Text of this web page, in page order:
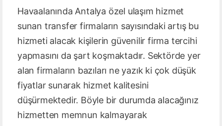
Havaalanında Antalya özel ulaşım hizmet
sunan transfer firmaların sayısındaki artış bu
hizmeti alacak kişilerin güvenilir firma tercihi
yapmasını da şart koşmaktadır. Sektörde yer
alan firmaların bazıları ne yazık ki çok düşük
fiyatlar sunarak hizmet kalitesini
düşürmektedir. Böyle bir durumda alacağınız
hizmetten memnun kalmayarak